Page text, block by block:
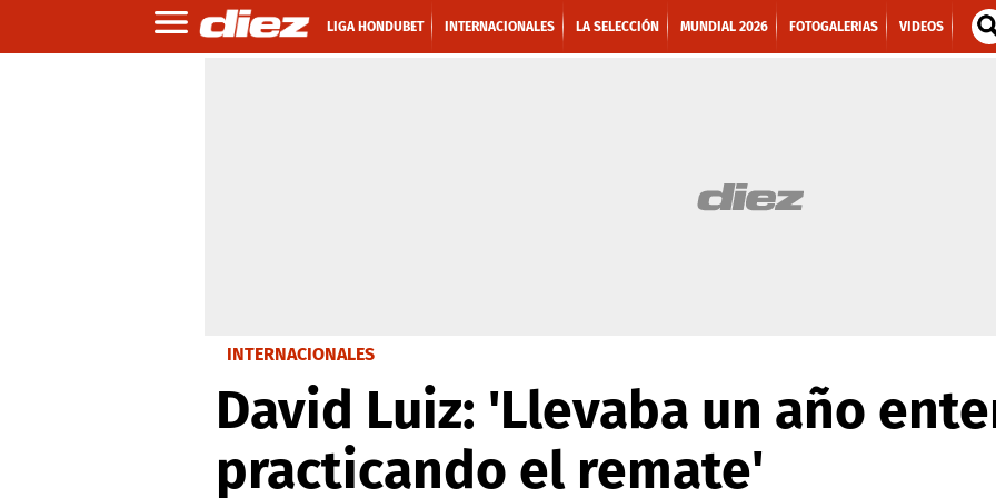
LIGA HONDUBET INTERNACIONALES LA SELECCIÓN MUNDIAL 2026 FOTOGALERIAS VIDEOS
INTERNACIONALES
David Luiz: 'Llevaba un año
practicando el remate'